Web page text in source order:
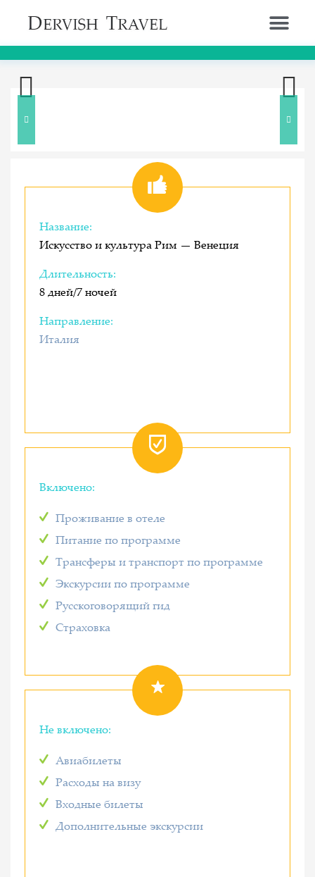
Название:
Искусство и культура Рим — Венеция
Длительность:
8 дней/7 ночей
Направление:
Италия
Включено:
Проживание в отеле
Питание по программе
Трансферы и транспорт по программе
Экскурсии по программе
Русскоговорящий гид
Страховка
Не включено:
Авиабилеты
Расходы на визу
Входные билеты
Дополнительные экскурсии